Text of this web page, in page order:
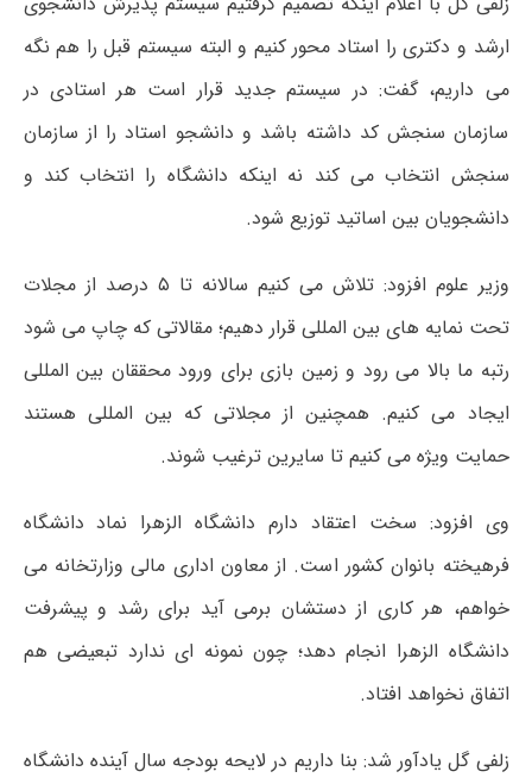
ارشد و دکتری را استاد محور کنیم و البته سیستم قبل را هم نگه
می داریم، گفت: در سیستم جدید قرار است هر استادی در
سازمان سنجش کد داشته باشد و دانشجو استاد را از سازمان
سنجش انتخاب می کند نه اینکه دانشگاه را انتخاب کند و
دانشجویان بین اساتید توزیع شود.
وزیر علوم افزود: تلاش می کنیم سالانه تا ۵ درصد از مجلات
تحت نمایه های بین المللی قرار دهیم؛ مقالاتی که چاپ می شود
رتبه ما بالا می رود و زمین بازی برای ورود محققان بین المللی
ایجاد می کنیم. همچنین از مجلاتی که بین المللی هستند
حمایت ویژه می کنیم‌ تا سایرین ترغیب شوند.
وی افزود: سخت اعتقاد دارم دانشگاه الزهرا نماد دانشگاه
فرهیخته بانوان کشور است. از معاون اداری مالی وزارتخانه می
خواهم، هر کاری از دستشان برمی آید برای رشد و پیشرفت
دانشگاه الزهرا انجام دهد؛ چون نمونه ای ندارد تبعیضی هم
اتفاق نخواهد افتاد.
زلفی گل یادآور شد: بنا داریم در لایحه بودجه سال آینده دانشگاه